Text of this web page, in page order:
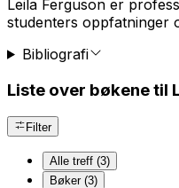
Leila Ferguson er
studenters oppfatninger
Bibliografi
Liste over bøkene til
Filter
Alle treff (3)
Bøker (3)